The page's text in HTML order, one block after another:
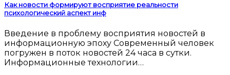
Как новости формируют восприятие реальности
психологический аспект инф
Введение в проблему восприятия новостей в
информационную эпоху Современный человек
погружен в поток новостей 24 часа в сутки.
Информационные технологии…